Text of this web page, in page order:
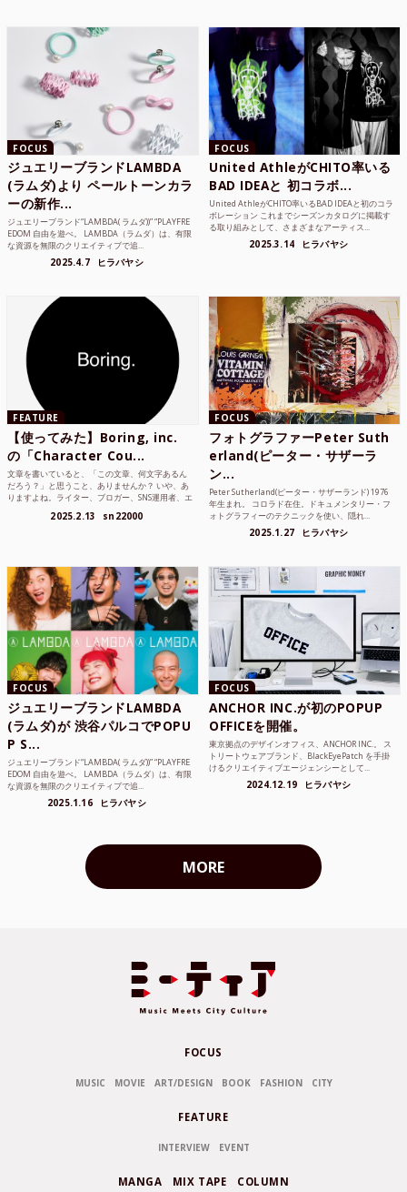
FOCUS
ジュエリーブランドLAMBDA
(ラムダ)より ペールトーンカラ
ーの新作...
ジュエリーブランド“LAMBDA( ラムダ))” “PLAYFRE
EDOM 自由を遊べ。 LAMBDA（ラムダ）は、有限
な資源を無限のクリエイティブで追...
2025.4.7 ヒラバヤシ
FOCUS
United AthleがCHITO率いる
BAD IDEAと 初コラボ...
United AthleがCHITO率いるBAD IDEAと初のコラ
ボレーション これまでシーズンカタログに掲載す
る取り組みとして、さまざまなアーティス...
2025.3.14 ヒラバヤシ
FEATURE
【使ってみた】Boring, inc.
の「Character Cou...
文章を書いていると、「この文章、何文字あるん
だろう？」と思うこと、ありませんか？ いや、あ
りますよね。ライター、ブロガー、SNS運用者、エ
2025.2.13 sn22000
FOCUS
フォトグラファーPeter Suth
erland(ピーター・サザーラ
ン...
Peter Sutherland(ピーター・サザーランド) 1976
年生まれ。 コロラド在住。ドキュメンタリー・フ
ォトグラフィーのテクニックを使い、隠れ...
2025.1.27 ヒラバヤシ
FOCUS
ジュエリーブランドLAMBDA
(ラムダ)が 渋谷パルコでPOPU
P S...
ジュエリーブランド“LAMBDA( ラムダ))” “PLAYFRE
EDOM 自由を遊べ。 LAMBDA（ラムダ）は、有限
な資源を無限のクリエイティブで追...
2025.1.16 ヒラバヤシ
FOCUS
ANCHOR INC.が初のPOPUP
OFFICEを開催。
東京拠点のデザインオフィス、ANCHOR INC.。 ス
トリートウェアブランド、BlackEyePatch を手掛
けるクリエイティブエージェンシーとして...
2024.12.19 ヒラバヤシ
MORE
FOCUS
MUSIC MOVIE ART/DESIGN BOOK FASHION CITY
FEATURE
INTERVIEW EVENT
MANGA MIX TAPE COLUMN